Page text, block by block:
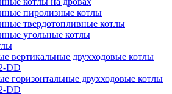
пиролизные котлы
твердотопливные котлы
угольные котлы
вертикальные двухходовые котлы
DD
горизонтальные двухходовые котлы
DD